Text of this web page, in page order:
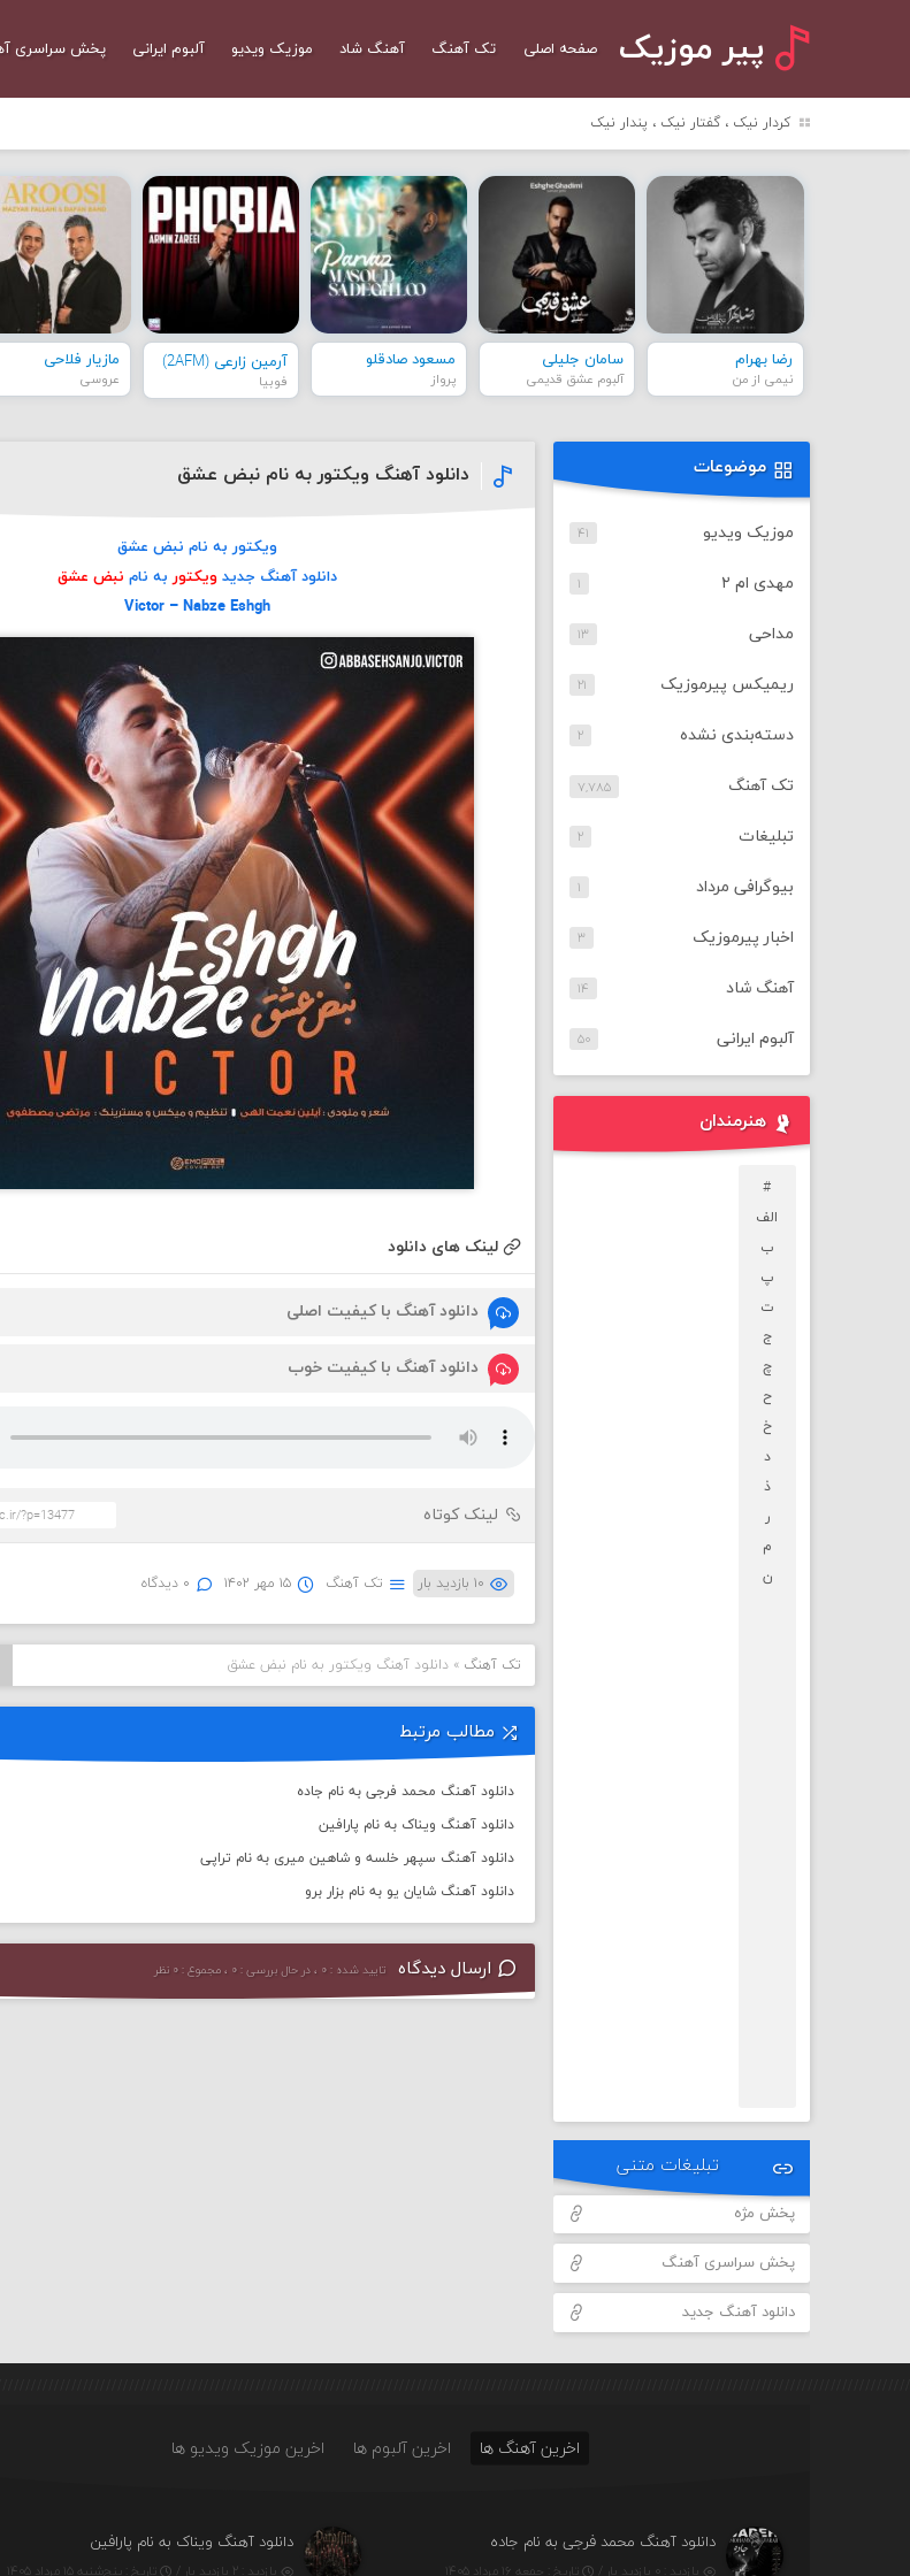
پیر موزیک صفحه اصلی تک آهنگ آهنگ شاد موزیک ویدیو آلبوم ایرانی پخش سراسری
کردار نیک ، گفتار نیک ، پندار نیک
رضا بهرام
نیمی از من
سامان جلیلی
آلبوم عشق قدیمی
مسعود صادقلو
پرواز
آرمین زارعی (2AFM)
فوبیا
مازیار فلاحی
عروسی
دانلود آهنگ ویکتور به نام نبض عشق
ویکتور به نام نبض عشق
دانلود آهنگ جدیدویکتوربه نام نبض عشق
Victor – Nabze Eshgh
لینک های دانلود
دانلود آهنگ با کیفیت اصلی
دانلود آهنگ با کیفیت خوب
لینک کوتاه
۱۰ بازدید بار تک آهنگ ۱۵ مهر ۱۴۰۲ ۰ دیدگاه
تک آهنگ »دانلود آهنگ ویکتور به نام نبض عشق
مطالب مرتبط
دانلود آهنگ محمد فرجی به نام جاده
دانلود آهنگ ویناک به نام پارافین
دانلود آهنگ سپهر خلسه و شاهین میری به نام تراپی
دانلود آهنگ شایان یو به نام بزار برو
ارسال دیدگاه تایید شده : ۰ ، در حال بررسی : ۰ ، مجموع : ۰ نظر
موضوعات
موزیک ویدیو ۴۱
مهدی ام ۲ ۱
مداحی ۱۳
ریمیکس پیرموزیک ۲۱
دسته‌بندی نشده ۲
تک آهنگ ۷,۷۸۵
تبلیغات ۲
بیوگرافی مرداد ۱
اخبار پیرموزیک ۳
آهنگ شاد ۱۴
آلبوم ایرانی ۵۰
هنرمندان
#
الف
ب
پ
ت
ج
چ
ح
خ
د
ذ
ر
م
ن
تبلیغات متنی
پخش مژه
پخش سراسری آهنگ
دانلود آهنگ جدید
اخرین آهنگ ها اخرین آلبوم ها اخرین موزیک ویدیو ها
دانلود آهنگ محمد فرجی به نام جاده
بازدید : ۰ بازدید بار / تاریخ : جمعه ۱۶ مرداد ۱۴۰۵
دانلود آهنگ ویناک به نام پارافین
بازدید : ۲ بازدید بار / تاریخ : پنج‌شنبه ۱۵ مرداد ۱۴۰۵